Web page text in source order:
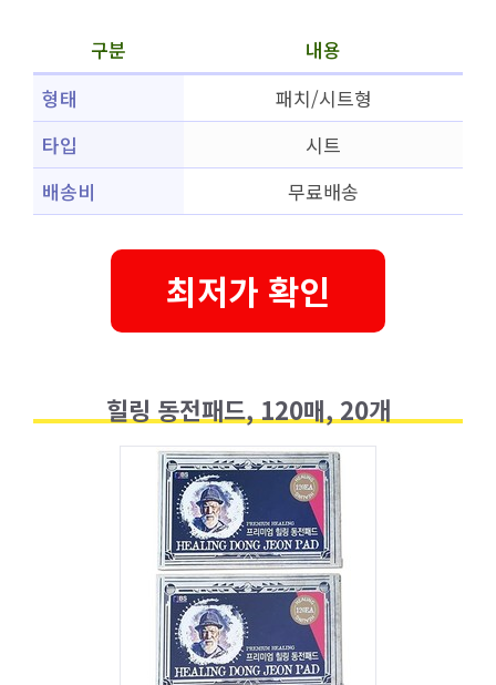
구분
내용
형태
패치/시트형
타입
시트
배송비
무료배송
최저가 확인
힐링 동전패드, 120매, 20개